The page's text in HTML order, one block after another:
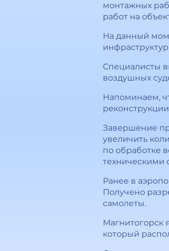
монтажных
работ на
На данный
Специалисты
воздушных
Напоминаем,
Завершение
увеличить
по обработке
техническими
Ранее в
Получено
самолеты.
который